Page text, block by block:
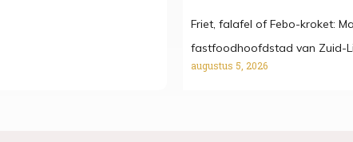
Friet, falafel of Febo-kroket:
fastfoodhoofdstad van Zuid-
augustus 5, 2026